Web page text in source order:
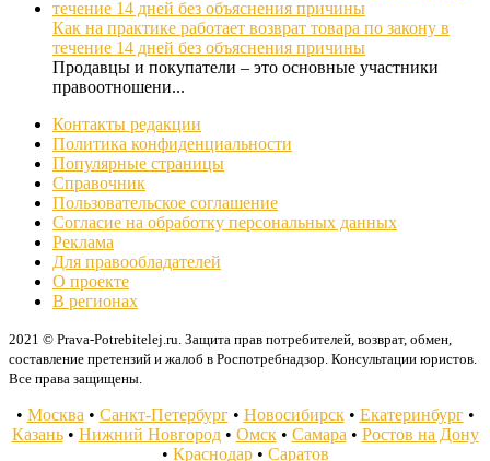
Как на практике работает возврат товара по закону в
течение 14 дней без объяснения причины
Продавцы и покупатели – это основные участники
правоотношени...
Контакты редакции
Политика конфиденциальности
Популярные страницы
Справочник
Пользовательское соглашение
Согласие на обработку персональных данных
Реклама
Для правообладателей
О проекте
В регионах
2021 © Prava-Potrebitelej.ru. Защита прав потребителей, возврат, обмен,
составление претензий и жалоб в Роспотребнадзор. Консультации юристов.
Все права защищены.
• Москва • Санкт-Петербург• Новосибирск• Екатеринбург•
Казань• Нижний Новгород• Омск• Самара • Ростов на Дону
• Краснодар• Саратов